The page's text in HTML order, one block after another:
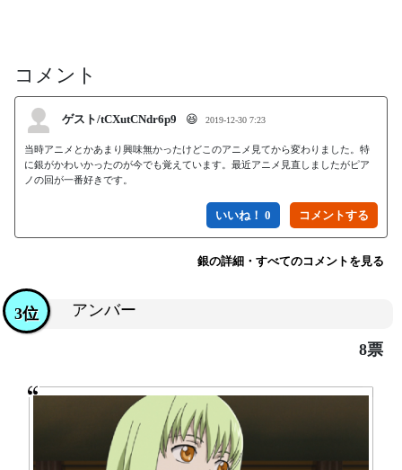
コメント
ゲスト/tCXutCNdr6p9 😆 2019-12-30 7:23
当時アニメとかあまり興味無かったけどこのアニメ見てから変わりました。特
に銀がかわいかったのが今でも覚えています。最近アニメ見直しましたがピア
ノの回が一番好きです。
いいね！ 0
銀の詳細・すべてのコメントを見る
アンバー
3位
8票